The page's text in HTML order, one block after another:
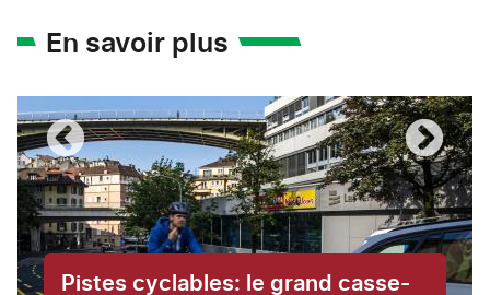
En savoir plus
Pistes cyclables: le grand casse-